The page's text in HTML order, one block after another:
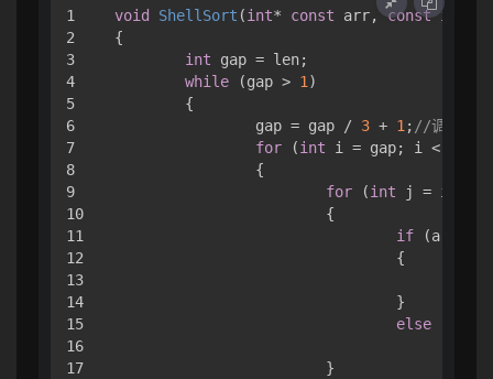
1
2
3
4
5
6
7
8
9
10
11
12
13
14
15
16
17
void ShellSort (int* const arr, const int
{
int gap = len;
while (gap > 1)
		gap = gap /
3 + 1; //调整gap
for (int i = gap; i < len;
for (int j = i; j
if (arr[j]
else